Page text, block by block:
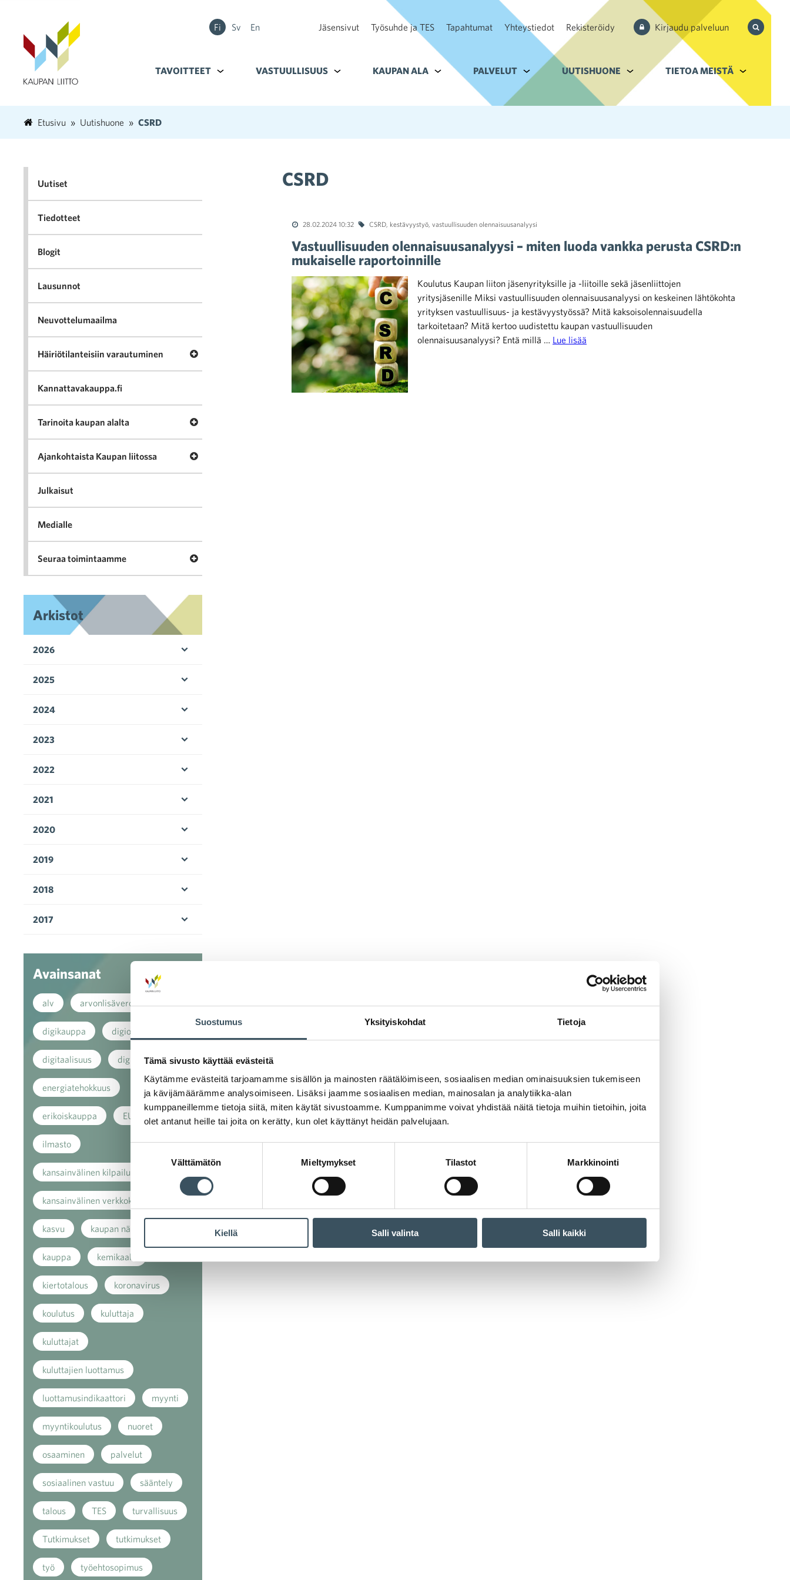
Suostumus Yksityiskohdat Tietoja
Tämä sivusto käyttää evästeitä
Käytämme evästeitä tarjoamamme sisällön ja mainosten räätälöimiseen, sosiaalisen median ominaisuuksien tukemiseen
ja kävijämäärämme analysoimiseen. Lisäksi jaamme sosiaalisen median, mainosalan ja analytiikka-alan
kumppaneillemme tietoja siitä, miten käytät sivustoamme. Kumppanimme voivat yhdistää näitä tietoja muihin tietoihin, joita
olet antanut heille tai joita on kerätty, kun olet käyttänyt heidän palvelujaan.
valinta
Välttämätön Mieltymykset Tilastot Markkinointi
Kiellä Salli valinta Salli kaikki
Fi Sv En Jäsensivut Työsuhde ja TES Tapahtumat Yhteystiedot Rekisteröidy Kirjaudu palveluun
Hae
sivustolta
TAVOITTEET Alavalikko kohteelle Tavoitteet
VASTUULLISUUS Alavalikko kohteelle Vastuullisuus
KAUPAN ALA Alavalikko kohteelle Kaupan ala
PALVELUT Alavalikko kohteelle Palvelut
UUTISHUONE Alavalikko kohteelle Uutishuone
TIETOA MEISTÄ Alavalikko
Etusivu Uutishuone CSRD
CSRD
28.02.2024 10:32 CSRD, kestävyystyö, vastuullisuuden olennaisuusanalyysi
Vastuullisuuden olennaisuusanalyysi – miten luoda vankka perusta CSRD:n
mukaiselle raportoinnille
Koulutus Kaupan liiton jäsenyrityksille ja -liitoille sekä jäsenliittojen
yritysjäsenille Miksi vastuullisuuden olennaisuusanalyysi on keskeinen lähtökohta
yrityksen vastuullisuus- ja kestävyystyössä? Mitä kaksoisolennaisuudella
tarkoitetaan? Mitä kertoo uudistettu kaupan vastuullisuuden
olennaisuusanalyysi? Entä millä … Lue lisää
Uutiset
Tiedotteet
Blogit
Lausunnot
Neuvottelumaailma
Häiriötilanteisiin varautuminen Avaa valikko Häiriötilanteisiin varautuminen
Kannattavakauppa.fi
Tarinoita kaupan alalta Avaa valikko Tarinoita kaupan alalta
Ajankohtaista Kaupan liitossa Avaa valikko Ajankohtaista Kaupan liitossa
Julkaisut
Medialle
Seuraa toimintaamme Avaa valikko Seuraa toimintaamme
Arkistot
2026
2025
2024
2023
2022
2021
2020
2019
2018
2017
Avainsanat
alv arvonlisävero
digikauppa digiostaminen
digitaalisuus digitalisaatio
energiatehokkuus
erikoiskauppa EU
ilmasto
kansainvälinen kilpailu
kansainvälinen verkkokauppa
kasvu kaupan näkymät
kauppa kemikaalit
kiertotalous koronavirus
koulutus kuluttaja
kuluttajat
kuluttajien luottamus
luottamusindikaattori myynti
myyntikoulutus nuoret
osaaminen palvelut
sosiaalinen vastuu sääntely
talous TES turvallisuus
Tutkimukset tutkimukset
työ työehtosopimus